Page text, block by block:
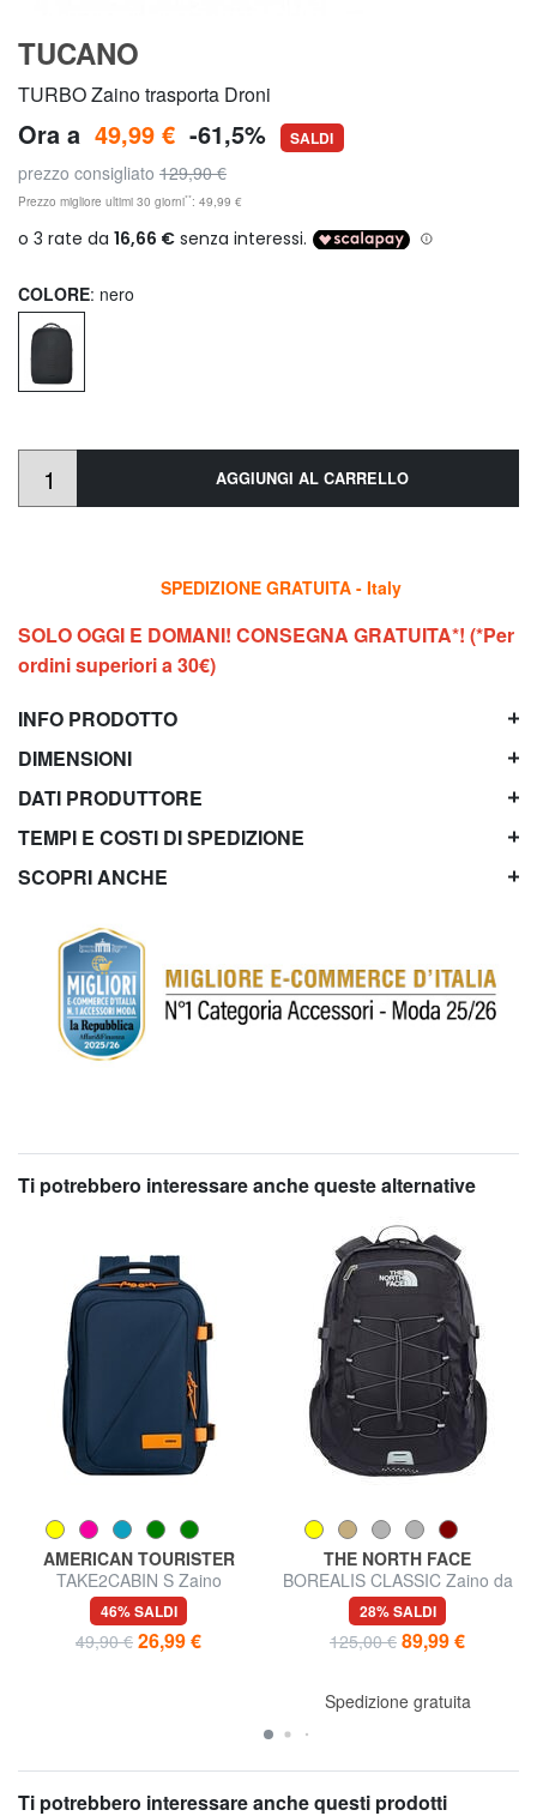
TUCANO
TURBO Zaino trasporta Droni
Ora a 49,99 € -61,5% SALDI
prezzo consigliato 129,90 €
Prezzo migliore ultimi 30 giorni**: 49,99 €
COLORE: nero
AGGIUNGI AL CARRELLO
SPEDIZIONE GRATUITA - Italy
SOLO OGGI E DOMANI! CONSEGNA GRATUITA*! (*Per
ordini superiori a 30€)
INFO PRODOTTO
DIMENSIONI
DATI PRODUTTORE
TEMPI E COSTI DI SPEDIZIONE
SCOPRI ANCHE
Ti potrebbero interessare anche queste alternative
AMERICAN TOURISTER
TAKE2CABIN S Zaino
underseater ok Ryanair
46% SALDI
49,90 € 26,99 €
THE NORTH FACE
BOREALIS CLASSIC Zaino da
29 L
28% SALDI
125,00 € 89,99 €
Spedizione gratuita
Ti potrebbero interessare anche questi prodotti